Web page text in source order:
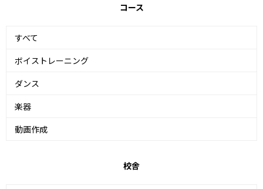
コース
すべて
ボイストレーニング
ダンス
楽器
動画作成
校舎